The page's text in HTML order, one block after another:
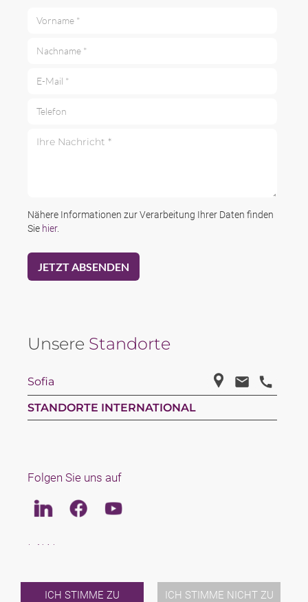
ICH STIMME ZU ICH STIMME NICHT ZU
Nähere Informationen zur Verarbeitung Ihrer Daten finden
Sie hier.
Unsere Standorte
Sofia
STANDORTE INTERNATIONAL
Folgen Sie uns auf
LinkedinFacebookYoutube
LAW
ÜBER UNS